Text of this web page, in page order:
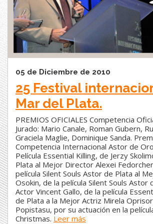
05 de Diciembre de 2010
25 Festival
Mar del Plata.
PREMIOS OFICIALES Competencia
Jurado: Mario Canale, Roman Gubern,
Graciela Maglie, Dominique Sanda.
Competencia Internacional Astor de
Película Essential Killing, de Jerzy
Plata al Mejor Director Alexei
película Silent Souls Astor de Plata al
Osokin, de la película Silent Souls Astor
Actor Vincent Gallo, de la película
de Plata a la Mejor Actriz Mirela
Popistasu, por su actuación en la
Christmas. Leer más